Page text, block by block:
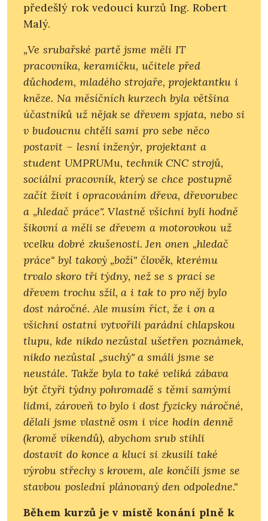
předešlý rok vedoucí kurzů Ing. Robert
Malý.
„Ve srubařské partě jsme měli IT
pracovníka, keramičku, učitele před
důchodem, mladého strojaře, projektantku i
kněze. Na měsíčních kurzech byla většina
účastníků už nějak se dřevem spjata, nebo si
v budoucnu chtěli sami pro sebe něco
postavit – lesní inženýr, projektant a
student UMPRUMu, technik CNC strojů,
sociální pracovník, který se chce postupně
začít živit i opracováním dřeva, dřevorubec
a „hledač práce". Vlastně všichni byli hodně
šikovní a měli se dřevem a motorovkou už
vcelku dobré zkušenosti. Jen onen „hledač
práce" byl takový „boží" člověk, kterému
trvalo skoro tři týdny, než se s prací se
dřevem trochu sžil, a i tak to pro něj bylo
dost náročné. Ale musím říct, že i on a
všichni ostatní vytvořili parádní chlapskou
tlupu, kde nikdo nezůstal ušetřen poznámek,
nikdo nezůstal „suchý" a smáli jsme se
neustále. Takže byla to také veliká zábava
být čtyři týdny pohromadě s těmi samými
lidmi, zároveň to bylo i dost fyzicky náročné,
dělali jsme vlastně osm i více hodin denně
(kromě víkendů), abychom srub stihli
dostavit do konce a kluci si zkusili také
výrobu střechy s krovem, ale končili jsme se
stavbou poslední plánovaný den odpoledne."
Během kurzů je v místě konání plně k